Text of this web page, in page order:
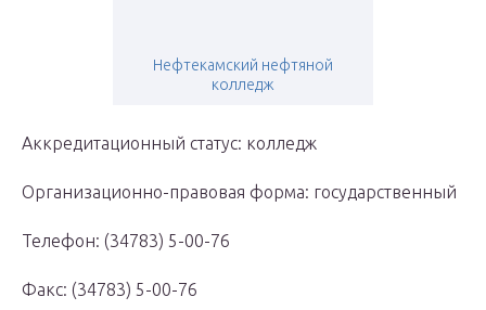
Нефтекамский нефтяной
колледж
Аккредитационный статус: колледж
Организационно-правовая форма: государственный
Телефон: (34783) 5-00-76
Факс: (34783) 5-00-76